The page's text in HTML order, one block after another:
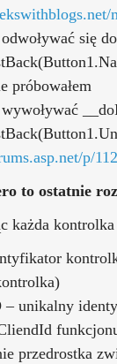
się
próbowałem
p/
to ostatnie
każda
unikalny
przedrostka